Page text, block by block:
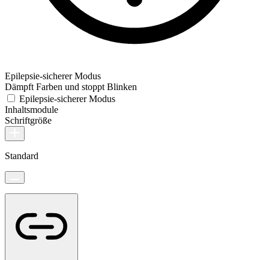
Epilepsie-sicherer Modus
Dämpft Farben und stoppt Blinken
Epilepsie-sicherer Modus
Inhaltsmodule
Schriftgröße
Standard